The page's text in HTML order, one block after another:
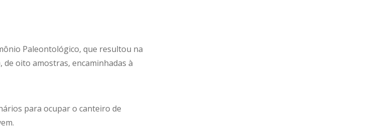
Paleontológico, que resultou na
de oito amostras, encaminhadas à
para ocupar o canteiro de